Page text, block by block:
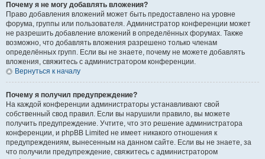
Почему я не могу добавлять вложения?
Право добавления вложений может быть предоставлено на уровне
форума, группы или пользователя. Администратор конференции может
не разрешить добавление вложений в определённых форумах. Также
возможно, что добавлять вложения разрешено только членам
определённых групп. Если вы не знаете, почему не можете добавлять
вложения, свяжитесь с администратором конференции.
Вернуться к началу
Почему я получил предупреждение?
На каждой конференции администраторы устанавливают свой
собственный свод правил. Если вы нарушили правило, вы можете
получить предупреждение. Учтите, что это решение администратора
конференции, и phpBB Limited не имеет никакого отношения к
предупреждениям, вынесенным на данном сайте. Если вы не знаете, за
что получили предупреждение, свяжитесь с администратором